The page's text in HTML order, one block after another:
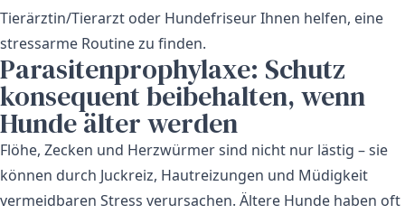
Tierärztin/Tierarzt oder Hundefriseur Ihnen helfen, eine
stressarme Routine zu finden.
Parasitenprophylaxe: Schutz
konsequent beibehalten, wenn
Hunde älter werden
Flöhe, Zecken und Herzwürmer sind nicht nur lästig – sie
können durch Juckreiz, Hautreizungen und Müdigkeit
vermeidbaren Stress verursachen. Ältere Hunde haben oft